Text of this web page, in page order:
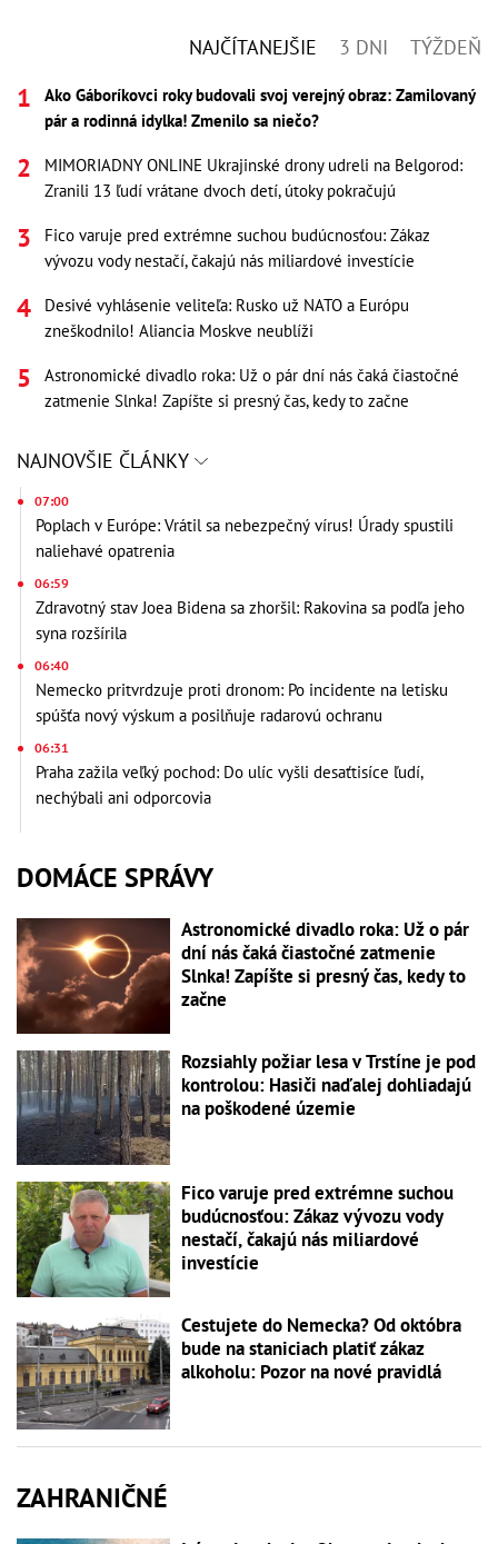
NAJČÍTANEJŠIE 3 DNI TÝŽDEŇ
Ako Gáboríkovci roky budovali svoj verejný obraz: Zamilovaný
pár a rodinná idylka! Zmenilo sa niečo?
MIMORIADNY ONLINE Ukrajinské drony udreli na Belgorod:
Zranili 13 ľudí vrátane dvoch detí, útoky pokračujú
Fico varuje pred extrémne suchou budúcnosťou: Zákaz
vývozu vody nestačí, čakajú nás miliardové investície
Desivé vyhlásenie veliteľa: Rusko už NATO a Európu
zneškodnilo! Aliancia Moskve neublíži
Astronomické divadlo roka: Už o pár dní nás čaká čiastočné
zatmenie Slnka! Zapíšte si presný čas, kedy to začne
NAJNOVŠIE ČLÁNKY
07:00
Poplach v Európe: Vrátil sa nebezpečný vírus! Úrady spustili
naliehavé opatrenia
06:59
Zdravotný stav Joea Bidena sa zhoršil: Rakovina sa podľa jeho
syna rozšírila
06:40
Nemecko pritvrdzuje proti dronom: Po incidente na letisku
spúšťa nový výskum a posilňuje radarovú ochranu
06:31
Praha zažila veľký pochod: Do ulíc vyšli desaťtisíce ľudí,
nechýbali ani odporcovia
DOMÁCE SPRÁVY
Astronomické divadlo roka: Už o pár
dní nás čaká čiastočné zatmenie
Slnka! Zapíšte si presný čas, kedy to
začne
Rozsiahly požiar lesa v Trstíne je pod
kontrolou: Hasiči naďalej dohliadajú
na poškodené územie
Fico varuje pred extrémne suchou
budúcnosťou: Zákaz vývozu vody
nestačí, čakajú nás miliardové
investície
Cestujete do Nemecka? Od októbra
bude na staniciach platiť zákaz
alkoholu: Pozor na nové pravidlá
ZAHRANIČNÉ